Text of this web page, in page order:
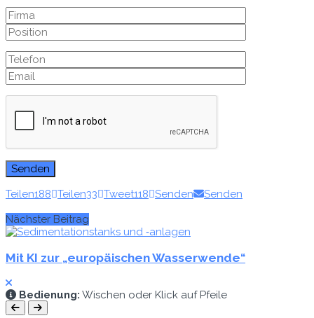
Teilen188 Teilen33 Tweet118 Senden
Senden
Nächster Beitrag
Mit KI zur „europäischen Wasserwende“
Bedi­enung: Wis­chen oder Klick auf Pfeile